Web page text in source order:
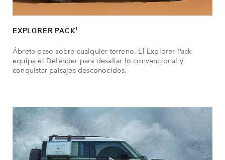
EXPLORER PACK1
Ábrete paso sobre cualquier terreno. El Explorer Pack
equipa el Defender para desafiar lo convencional y
conquistar paisajes desconocidos.